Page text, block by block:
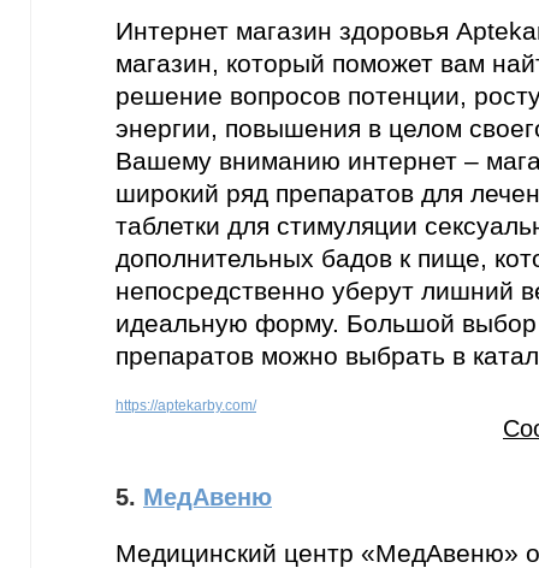
Интернет магазин здоровья
магазин, который поможет вам
решение вопросов потенции,
энергии, повышения в целом
Вашему вниманию интернет –
широкий ряд препаратов для
таблетки для стимуляции
дополнительных бадов к пище,
непосредственно уберут лишний
идеальную форму. Большой
препаратов можно выбрать в
https://aptekarby.com/
5. МедАвеню
Медицинский центр «МедАвеню»